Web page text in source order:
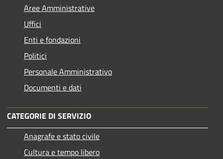
Aree Amministrative
Uffici
Enti e fondazioni
Politici
Personale Amministrativo
Documenti e dati
CATEGORIE DI SERVIZIO
Anagrafe e stato civile
Cultura e tempo libero